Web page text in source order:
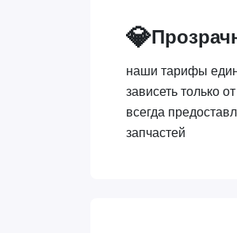
💎
наши тарифы
зависеть только
всегда
запчастей